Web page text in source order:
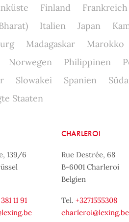
Finland Frankreich
Italien Japan
Madagaskar Marokko
Norwegen Philippinen
Slowakei Spanien
Staaten
139/6
11 91
CHARLEROI
Rue Destrée, 68
B-6001 Charleroi
Belgien
Tel.+3271555308
charleroi@lexing.be